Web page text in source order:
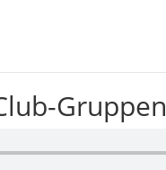
Gruppen